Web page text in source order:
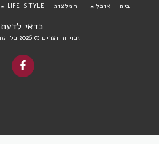
כדאי לדעת
זכויות יוצרים © 2026 כל הזכויות שמורות
בית אוכל המלצות LIFE-STYLE